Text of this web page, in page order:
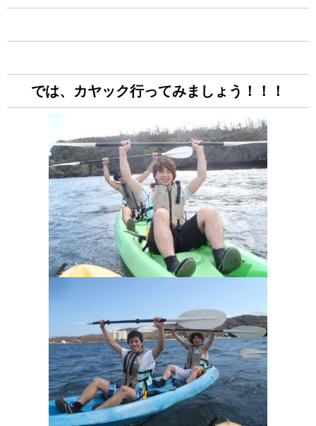
では、カヤック行ってみましょう！！！